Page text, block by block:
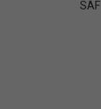
SAF